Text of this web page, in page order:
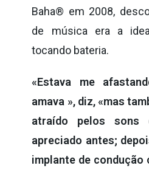
Baha® em 2008,
de música era a
tocando bateria.
«Estava me
amava », diz, «mas
atraído pelos sons
apreciado antes;
implante de condução